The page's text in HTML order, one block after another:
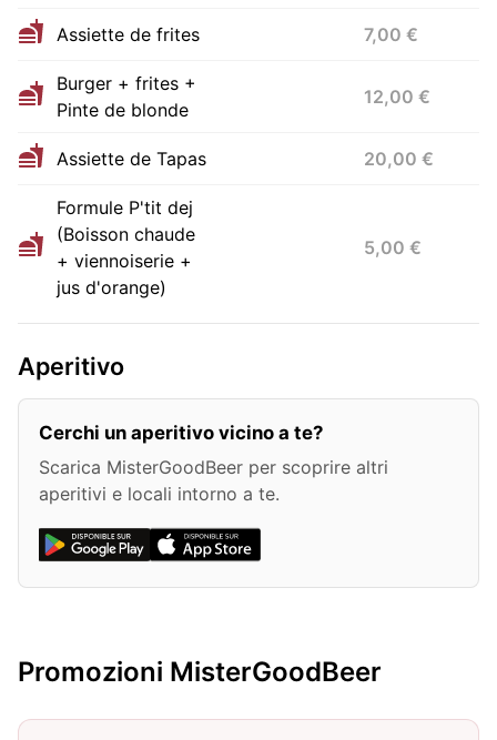
Assiette de frites 7,00 €
Burger + frites +
Pinte de blonde
12,00 €
Assiette de Tapas 20,00 €
Formule P'tit dej
(Boisson chaude
+ viennoiserie +
jus d'orange)
5,00 €
Aperitivo
Cerchi un aperitivo vicino a te?
Scarica MisterGoodBeer per scoprire altri
aperitivi e locali intorno a te.
Promozioni MisterGoodBeer